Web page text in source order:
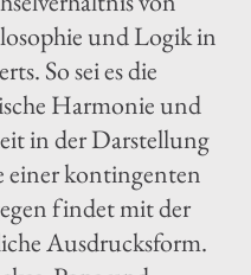
und Logik in
So sei es die
Harmonie und
in der Darstellung
einer kontingenten
findet mit der
Ausdrucksform.